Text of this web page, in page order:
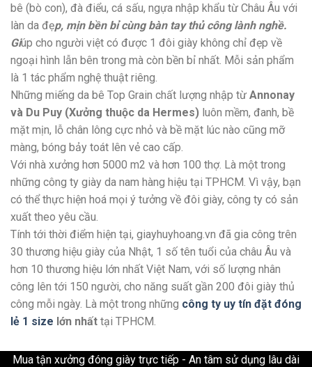
bê (bò con), đà điểu, cá sấu, ngựa nhập khẩu từ Châu Âu với
làn da đẹp, mịn bền bỉ cùng bàn tay thủ công lành nghề.
Giúp cho người việt có được 1 đôi giày không chỉ đẹp về
ngoại hình lẫn bên trong mà còn bền bỉ nhất. Mỗi sản phẩm
là 1 tác phẩm nghệ thuật riêng.
Những miếng da bê Top Grain chất lượng nhập từ Annonay
và Du Puy (Xưởng thuộc da Hermes) luôn mềm, đanh, bề
mặt mịn, lỗ chân lông cực nhỏ và bề mặt lúc nào cũng mỡ
màng, bóng bảy toát lên vẻ cao cấp.
Với nhà xưởng hơn 5000 m2 và hơn 100 thợ. Là một trong
những công ty giày da nam hàng hiệu tại TPHCM. Vì vậy, bạn
có thể thực hiện hoá mọi ý tưởng về đôi giày, công ty có sản
xuất theo yêu cầu.
Tính tới thời điểm hiện tại, giayhuyhoang.vn đã gia công trên
30 thương hiệu giày của Nhật, 1 số tên tuổi của châu Âu và
hơn 10 thương hiệu lớn nhất Việt Nam, với số lượng nhân
công lên tới 150 người, cho năng suất gần 200 đôi giày thủ
công mỗi ngày. Là một trong những công ty uy tín đặt đóng
lẻ 1 size lớn nhất tại TPHCM.
Mua tận xưởng đóng giày trực tiếp - An tâm sử dụng lâu dài